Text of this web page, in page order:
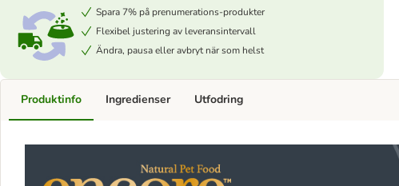
Spara 7% på prenumerations-produkter
Flexibel justering av leveransintervall
Ändra, pausa eller avbryt när som helst
Produktinfo Ingredienser Utfodring